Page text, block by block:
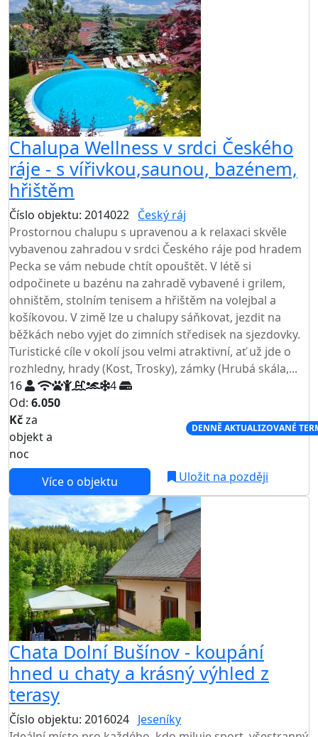
Chalupa Wellness v srdci Českého
ráje - s vířivkou,saunou, bazénem,
hřištěm
Číslo objektu: 2014022 Český ráj
Prostornou chalupu s upravenou a k relaxaci skvěle
vybavenou zahradou v srdci Českého ráje pod hradem
Pecka se vám nebude chtít opouštět. V létě si
odpočinete u bazénu na zahradě vybavené i grilem,
ohništěm, stolním tenisem a hřištěm na volejbal a
košíkovou. V zimě lze u chalupy sáňkovat, jezdit na
běžkách nebo vyjet do zimních středisek na sjezdovky.
Turistické cíle v okolí jsou velmi atraktivní, ať už jde o
rozhledny, hrady (Kost, Trosky), zámky (Hrubá skála,...
16
4
Od: 6.050
Kčza
objekt a
noc
DENNĚ AKTUALIZOVANÉ
Více o objektu Uložit na později
Chata Dolní Bušínov - koupání
hned u chaty a krásný výhled z
terasy
Číslo objektu: 2016024 Jeseníky